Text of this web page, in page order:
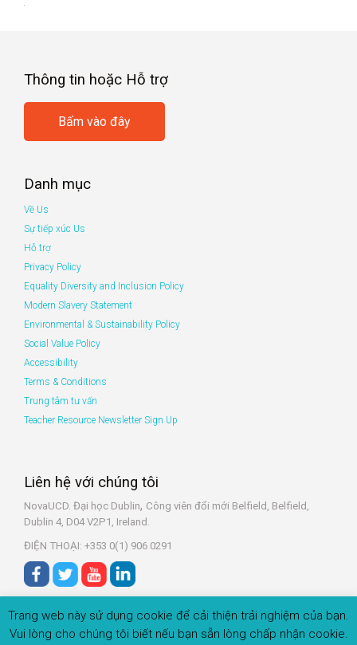
Thông tin hoặc Hỗ trợ
Bấm vào đây
Danh mục
Về Us
Sự tiếp xúc Us
Hỗ trợ
Privacy Policy
Equality Diversity and Inclusion Policy
Modern Slavery Statement
Environmental & Sustainability Policy
Social Value Policy
Accessibility
Terms & Conditions
Trung tâm tư vấn
Teacher Resource Newsletter Sign Up
Liên hệ với chúng tôi
NovaUCD. Đại học Dublin, Công viên đổi mới Belfield, Belfield,
Dublin 4, D04 V2P1, Ireland.
ĐIỆN THOẠI: +353 0(1) 906 0291
© 2022 Zeeko.ie Đã đăng kí Bản quyền.
Trang web này sử dụng cookie để cải thiện trải nghiệm của bạn.
Vui lòng cho chúng tôi biết nếu bạn sẵn lòng chấp nhận cookie.